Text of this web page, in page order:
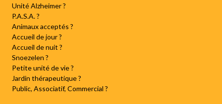
Unité Alzheimer ?
P.A.S.A. ?
Animaux acceptés ?
Accueil de jour ?
Accueil de nuit ?
Snoezelen ?
Petite unité de vie ?
Jardin thérapeutique ?
Public, Associatif, Commercial ?